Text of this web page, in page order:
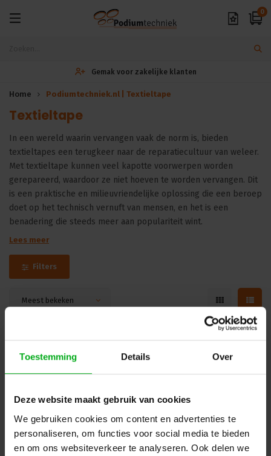
Toestemming Details Over
Deze website maakt gebruik van cookies
We gebruiken cookies om content en advertenties te
personaliseren, om functies voor social media te bieden
en om ons websiteverkeer te analyseren. Ook delen we
0
Gemak voor zakelijke klanten
Home Podiumtechniek.nl | Textieltape
Textieltape
In een wereld waarin vervangen vaak de norm is, bieden
textieltapes een terugkeer naar de reparatiecultuur van weleer.
Met textieltape kunnen veel kapotte voorwerpen worden
gerepareerd, waardoor ze niet hoeven te worden vervangen. Dit
is een praktische en milieuvriendelijke oplossing die een beroep
doet op het technisch vernuft van mensen, en het is een
benadering die steeds meer aan populariteit wint.
Lees meer
Filters
Meest bekeken